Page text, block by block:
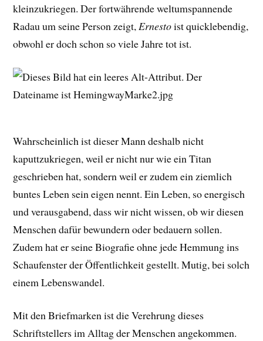
kleinzukriegen. Der fortwährende weltumspannende
Radau um seine Person zeigt, Ernestoist quicklebendig,
obwohl er doch schon so viele Jahre tot ist.
Wahrscheinlich ist dieser Mann deshalb nicht
kaputtzukriegen, weil er nicht nur wie ein Titan
geschrieben hat, sondern weil er zudem ein ziemlich
buntes Leben sein eigen nennt. Ein Leben, so energisch
und verausgabend, dass wir nicht wissen, ob wir diesen
Menschen dafür bewundern oder bedauern sollen.
Zudem hat er seine Biografie ohne jede Hemmung ins
Schaufenster der Öffentlichkeit gestellt. Mutig, bei solch
einem Lebenswandel.
Mit den Briefmarken ist die Verehrung dieses
Schriftstellers im Alltag der Menschen angekommen.